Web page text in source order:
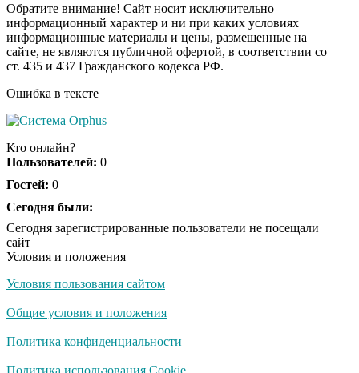
i
Ролик длится пару
секунд, но вы будете в
шоке от увиденного
Ролик из Омска: вы
Ржу не переставая, это
не раз
Скрытая камера на
люди вытворяют, когда
Ролик длится
Обратите внимание! Сайт носит исключительно
информационный характер и ни при каких условиях
информационные материалы и цены, размещенные на
сайте, не являются публичной офертой, в соответствии со
ст. 435 и 437 Гражданского кодекса РФ.
Ошибка в тексте
Кто онлайн?
Пользователей: 0
Гостей: 0
Сегодня были:
Сегодня зарегистрированные пользователи не посещали
сайт
Условия и положения
Условия пользования сайтом
Общие условия и положения
Политика конфиденциальности
Политика использования Cookie